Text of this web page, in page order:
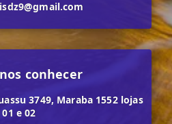
conhecer
3749, Maraba 1552 lojas
01 e 02